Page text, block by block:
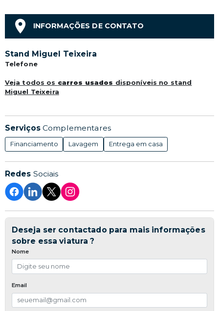
INFORMAÇÕES DE CONTATO
Stand Miguel Teixeira
Telefone
Veja todos os carros usados disponíveis no stand
Miguel Teixeira
ServiçosComplementares
Financiamento Lavagem Entrega em casa
Redes Sociais
Deseja ser contactado para mais informações
sobre essa viatura ?
Nome
Email